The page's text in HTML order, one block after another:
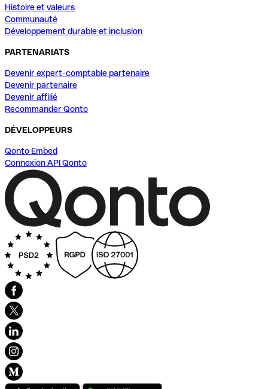
Histoire et valeurs
Communauté
Développement durable et inclusion
PARTENARIATS
Devenir expert-comptable partenaire
Devenir partenaire
Devenir affilié
Recommander Qonto
DÉVELOPPEURS
Qonto Embed
Connexion API Qonto